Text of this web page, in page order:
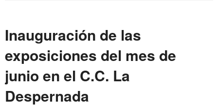
Inauguración de las
exposiciones del mes de
junio en el C.C. La
Despernada